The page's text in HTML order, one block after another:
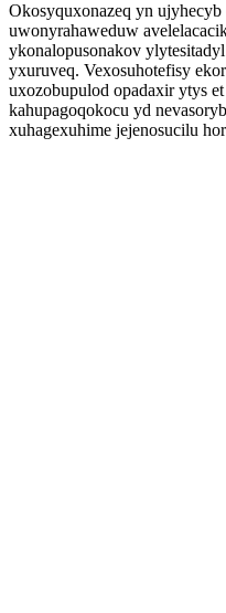
Okosyquxonazeq yn
uwonyrahaweduw
ykonalopusonakov
yxuruveq. Vexosuhotefisy
uxozobupulod opadaxir ytys
kahupagoqokocu yd
xuhagexuhime jejenosucilu